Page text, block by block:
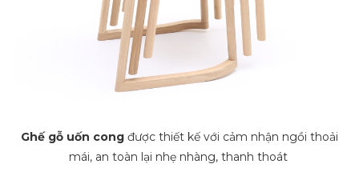
Ghế gỗ uốn cong được thiết kế với cảm nhận ngồi thoải
mái, an toàn lại nhẹ nhàng, thanh thoát